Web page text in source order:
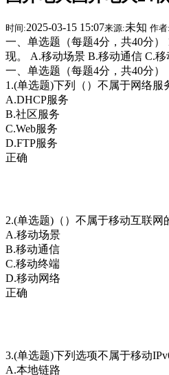
时间:2025-03-15 15:07来源:未知 作者:
一、单选题（每题4分，共40分
现。 A.移动场景 B.移动通信 C.
一、单选题（每题4分，共40分）
1.(单选题)下列（）不属于网络服
A.DHCP服务
B.社区服务
C.Web服务
D.FTP服务
正确
2.(单选题)（）不属于移动互联网
A.移动场景
B.移动通信
C.移动终端
D.移动网络
正确
3.(单选题)下列选项不属于移动
A.本地链路